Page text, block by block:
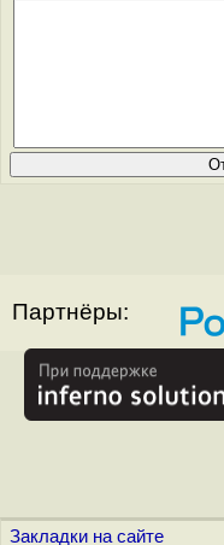
Партнёры:
Закладки на сайте